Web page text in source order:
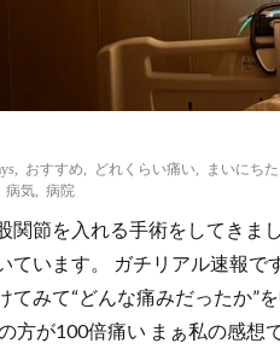
おすすめ どれくらい痛い まいにちた
病気 病院
関節を入れる手術をしてきま
ています。 ガチリアル速報
てみて“どんな痛みだったか”
の方が100倍痛い まぁ私の感